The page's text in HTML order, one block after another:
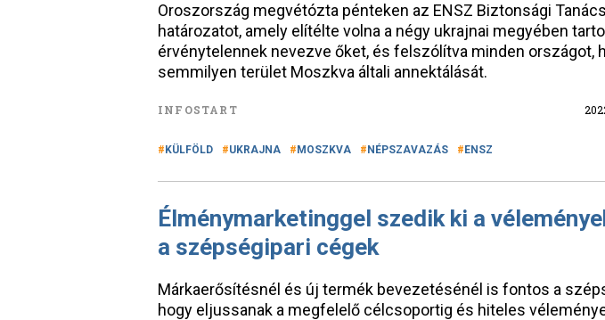
Oroszország megvétózta pénteken az ENSZ Biztonsági
határozatot, amely elítélte volna a négy ukrajnai megyében
érvénytelennek nevezve őket, és felszólítva minden országot,
semmilyen terület Moszkva általi annektálását.
INFOSTART
KÜLFÖLD UKRAJNA MOSZKVA NÉPSZAVAZÁS ENSZ
Élménymarketinggel szedik ki a
a szépségipari cégek
Márkaerősítésnél és új termék bevezetésénél is fontos a
hogy eljussanak a megfelelő célcsoportig és hiteles